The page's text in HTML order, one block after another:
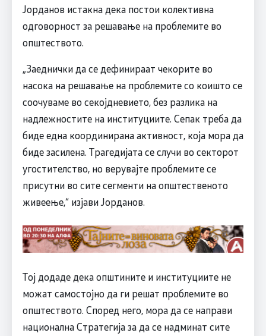
Јорданов истакна дека постои колективна
одговорност за решавање на проблемите во
општеството.
„Заеднички да се дефинираат чекорите во
насока на решавање на проблемите со коишто се
соочуваме во секојдневието, без разлика на
надлежностите на институциите. Сепак треба да
биде една координирана активност, која мора да
биде засилена. Трагедијата се случи во секторот
угостителство, но верувајте проблемите се
присутни во сите сегменти на општественото
живеење,“ изјави Јорданов.
Тој додаде дека општините и институциите не
можат самостојно да ги решат проблемите во
општеството. Според него, мора да се направи
национална Стратегија за да се надминат сите